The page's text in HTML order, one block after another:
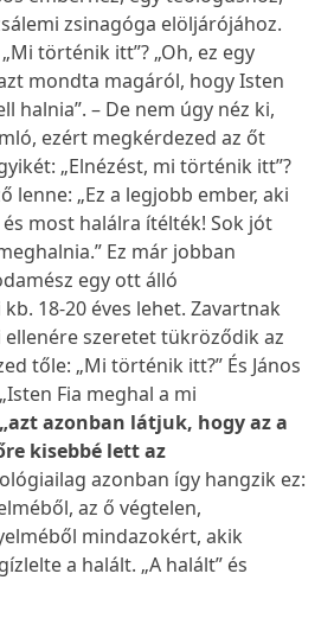
zsinagóga elöljárójához.
történik itt”? „Oh, ez egy
mondta magáról, hogy Isten
halnia”. – De nem úgy néz ki,
ezért megkérdezed az őt
„Elnézést, mi történik itt”?
lenne: „Ez a legjobb ember, aki
most halálra ítélték! Sok jót
Ez már jobban
egy ott álló
18-20 éves lehet. Zavartnak
szeretet tükröződik az
tőle: „Mi történik itt?” És János
Fia meghal a mi
„azt azonban látjuk, hogy az a
kisebbé lett az
azonban így hangzik ez:
az ő végtelen,
mindazokért, akik
a halált. „A halált” és